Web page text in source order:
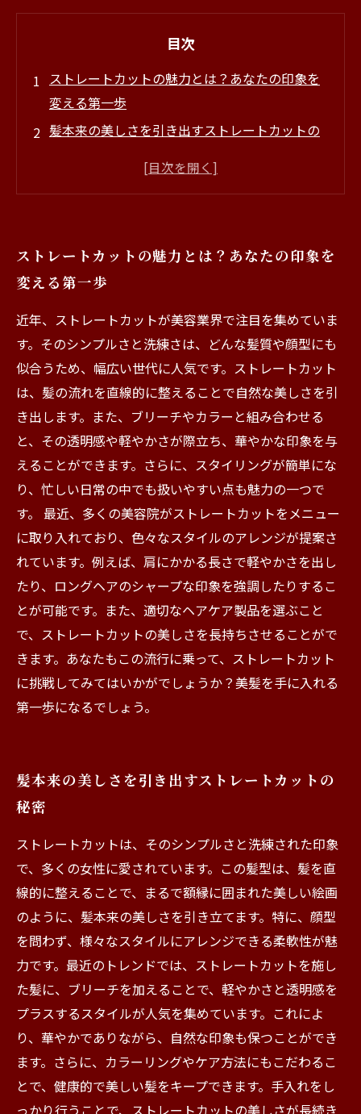
目次
ストレートカットの魅力とは？あなたの印象を
変える第一歩
髪本来の美しさを引き出すストレートカットの
ブリーチとの相性抜群！透明感のあるスタイル
イルはこれだ
ストレートカットで華やかさを演出！注目のカ
美髪を育てるためのケア方法とおすすめアイテ
ム
ストレートカットで手に入れる、自分史上最高
の髪！
ストレートカットの魅力とは？あなたの印象を
変える第一歩
近年、ストレートカットが美容業界で注目を集めていま
す。そのシンプルさと洗練さは、どんな髪質や顔型にも
似合うため、幅広い世代に人気です。ストレートカット
は、髪の流れを直線的に整えることで自然な美しさを引
き出します。また、ブリーチやカラーと組み合わせる
と、その透明感や軽やかさが際立ち、華やかな印象を与
えることができます。さらに、スタイリングが簡単にな
り、忙しい日常の中でも扱いやすい点も魅力の一つで
す。 最近、多くの美容院がストレートカットをメニュー
に取り入れており、色々なスタイルのアレンジが提案さ
れています。例えば、肩にかかる長さで軽やかさを出し
たり、ロングヘアのシャープな印象を強調したりするこ
とが可能です。また、適切なヘアケア製品を選ぶこと
で、ストレートカットの美しさを長持ちさせることがで
きます。あなたもこの流行に乗って、ストレートカット
に挑戦してみてはいかがでしょうか？美髪を手に入れる
第一歩になるでしょう。
髪本来の美しさを引き出すストレートカットの
秘密
ストレートカットは、そのシンプルさと洗練された印象
で、多くの女性に愛されています。この髪型は、髪を直
線的に整えることで、まるで額縁に囲まれた美しい絵画
のように、髪本来の美しさを引き立てます。特に、顔型
を問わず、様々なスタイルにアレンジできる柔軟性が魅
力です。最近のトレンドでは、ストレートカットを施し
た髪に、ブリーチを加えることで、軽やかさと透明感を
プラスするスタイルが人気を集めています。これによ
り、華やかでありながら、自然な印象も保つことができ
ます。さらに、カラーリングやケア方法にもこだわるこ
とで、健康的で美しい髪をキープできます。手入れをし
っかり行うことで、ストレートカットの美しさが長続き